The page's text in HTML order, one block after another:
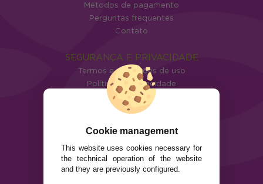
Métodos de pagamento
Perguntas frequentes
Contato
SEGURANÇA E PRIVACIDADE
Termos e condições de uso
Política de privacidade
Política de cookies
Cookie management
This website uses cookies necessary for
the technical operation of the website
and they are previously configured.